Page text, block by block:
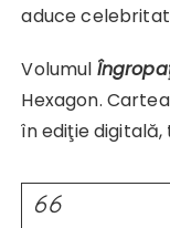
aduce
Volumul
Hexagon.
în ediţie